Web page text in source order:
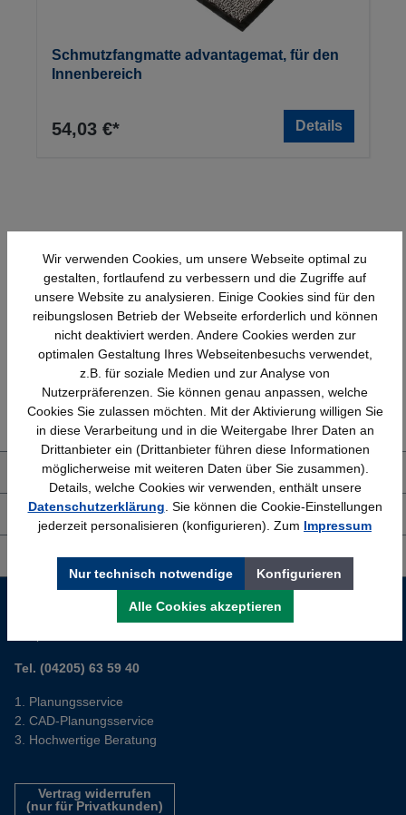
Schmutzfangmatte advantagemat, für den
Innenbereich
54,03 €* Details
Schnelle Lieferung
Bundesweit
Topmarken
Faire Preise
Erfahrung
Bewährt seit 1958
Kostenlose Beratung
(04205) 635940
Über uns
Shop Service
Informationen
Tel. (04205) 63 59 40
Planungsservice
CAD-Planungsservice
Hochwertige Beratung
Vertrag widerrufen
(nur für Privatkunden)
Wir verwenden Cookies, um unsere Webseite optimal zu
gestalten, fortlaufend zu verbessern und die Zugriffe auf
unsere Website zu analysieren. Einige Cookies sind für den
reibungslosen Betrieb der Webseite erforderlich und können
nicht deaktiviert werden. Andere Cookies werden zur
optimalen Gestaltung Ihres Webseitenbesuchs verwendet,
z.B. für soziale Medien und zur Analyse von
Nutzerpräferenzen. Sie können genau anpassen, welche
Cookies Sie zulassen möchten. Mit der Aktivierung willigen Sie
in diese Verarbeitung und in die Weitergabe Ihrer Daten an
Drittanbieter ein (Drittanbieter führen diese Informationen
möglicherweise mit weiteren Daten über Sie zusammen).
Details, welche Cookies wir verwenden, enthält unsere
Datenschutzerklärung . Sie können die Cookie-Einstellungen
jederzeit personalisieren (konfigurieren). Zum Impressum
Nur technisch notwendige Konfigurieren
Alle Cookies akzeptieren